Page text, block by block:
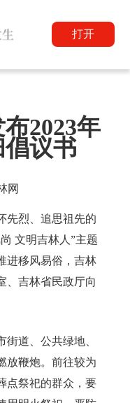
打开
2023年
议书
网
烈、追思祖先的
文明吉林人”主题
进移风易俗，吉林
、吉林省民政厅向
道、公共绿地、
放鞭炮。前往较为
点祭祀的群众，要